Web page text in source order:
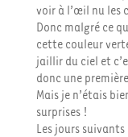
voir à l’œil nu les
Donc malgré ce
cette couleur
jaillir du ciel et
donc une
Mais je n’étais
surprises !
Les jours